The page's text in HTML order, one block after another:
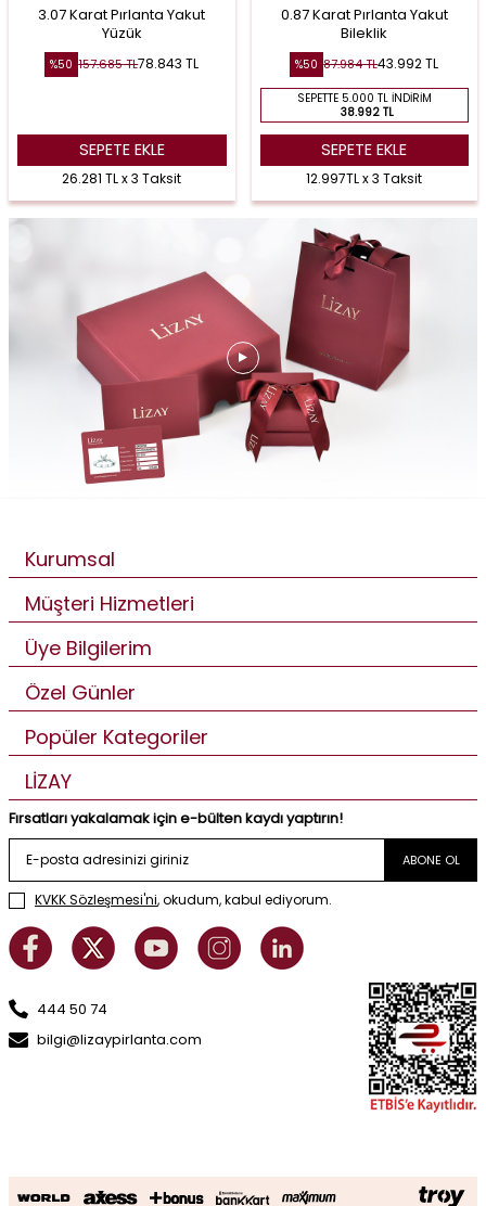
3.07 Karat Pırlanta Yakut
Yüzük
%50 157.685TL78.843 TL
SEPETE EKLE
26.281 TL x 3 Taksit
0.87 Karat Pırlanta Yakut
Bileklik
%50 87.984TL43.992TL
SEPETTE 5.000 TL İNDIRIM
38.992 TL
SEPETE EKLE
12.997TL x 3 Taksit
Kurumsal
Müşteri Hizmetleri
Üye Bilgilerim
Özel Günler
Popüler Kategoriler
LİZAY
Fırsatları yakalamak için e-bülten kaydı yaptırın!
ABONE OL
KVKK Sözleşmesi'ni, okudum, kabul ediyorum.
444 50 74
bilgi@lizaypirlanta.com